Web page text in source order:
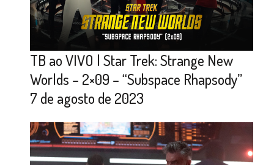
TB ao VIVO | Star Trek: Strange New
Worlds – 2×09 – “Subspace Rhapsody”
7 de agosto de 2023